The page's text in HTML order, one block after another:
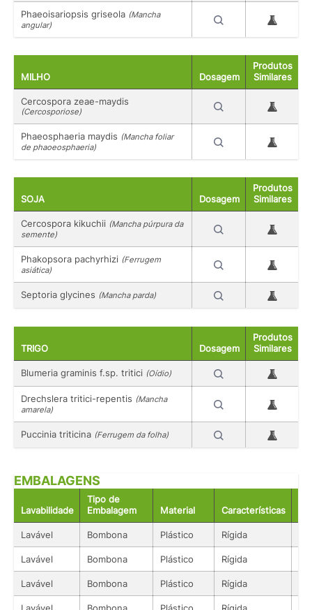
Phaeoisariopsis griseola (Mancha
angular)
MILHO Dosagem
Produtos
Similares
Cercospora zeae-maydis
(Cercosporiose)
Phaeosphaeria maydis (Mancha foliar
de phaoeosphaeria)
SOJA Dosagem
Produtos
Similares
Cercospora kikuchii (Mancha púrpura da
semente)
Phakopsora pachyrhizi (Ferrugem
asiática)
Septoria glycines (Mancha parda)
TRIGO Dosagem
Produtos
Similares
Blumeria graminis f.sp. tritici (Oídio)
Drechslera tritici-repentis (Mancha
amarela)
Puccinia triticina (Ferrugem da folha)
EMBALAGENS
Lavabilidade
Tipo de
Embalagem
Material Características
Lavável Bombona Plástico Rígida
Lavável Bombona Plástico Rígida
Lavável Bombona Plástico Rígida